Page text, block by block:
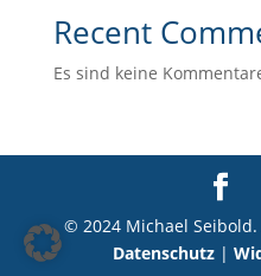
Recent
Es sind keine
© 2024 Michael
Datenschutz|